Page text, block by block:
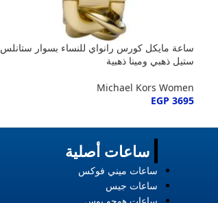
ساعة مايكل كورس رانواي للنساء بسوار ستانلس
ستيل ذهبي ومينا ذهبية
Michael Kors Women
EGP 3695
ساعات أصلية
ساعات ميني فوكس
ساعات جيس